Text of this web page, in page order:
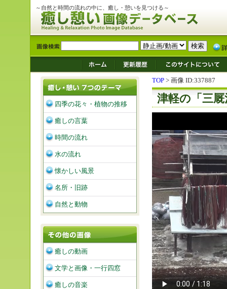
～自然と時間の流れの中に、癒し・憩いを見つける～
TOP > 画像 ID:337887
津軽の「三
四季の花々・植物の推移
癒しの言葉
時間の流れ
水の流れ
懐かしい風景
名所・旧跡
自然と動物
癒しの動画
文学と画像・一行四窓
癒しの音楽